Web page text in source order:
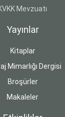
Mevzuatı
Yayınlar
Kitaplar
Mimarlığı Dergisi
Broşürler
Makaleler